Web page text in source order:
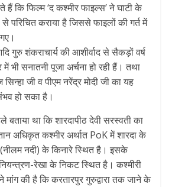
कि फिल्म ‘द कश्मीर फाइल्स’ ने घाटी के
परिचित कराया है जिससे फाइलों की गर्त में
गुरु शंकराचार्य की आशीर्वाद से सैकड़ों वर्ष
में भी सनातनी पूजा अर्चना हो रही हैं। तथा
जी व पीएम नरेंद्र मोदी जी का यह
हो सका है।
था कि शारदापीठ देवी सरस्वती का
अधिकृत कश्मीर अर्थात PoK में शारदा के
नदी) के किनारे स्थित है। इसके
रेखा के निकट स्थित है। कश्मीरी
की है कि करतारपुर गुरुद्वारा तक जाने के